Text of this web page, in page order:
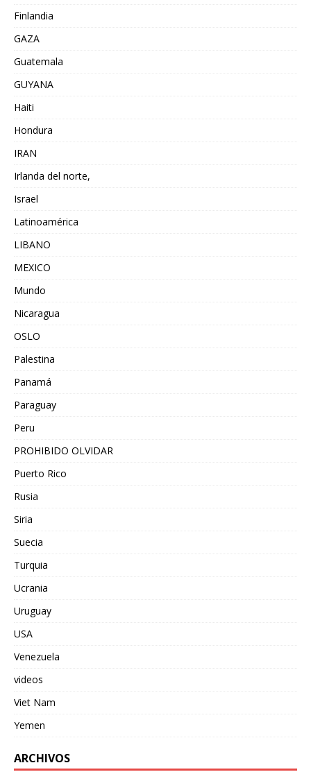
Finlandia
GAZA
Guatemala
GUYANA
Haiti
Hondura
IRAN
Irlanda del norte,
Israel
Latinoamérica
LIBANO
MEXICO
Mundo
Nicaragua
OSLO
Palestina
Panamá
Paraguay
Peru
PROHIBIDO OLVIDAR
Puerto Rico
Rusia
Siria
Suecia
Turquia
Ucrania
Uruguay
USA
Venezuela
videos
Viet Nam
Yemen
ARCHIVOS